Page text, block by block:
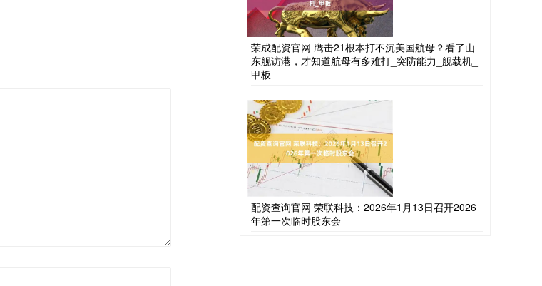
荣成配资官网 鹰击21根本打不沉美国航母？看了山
东舰访港，才知道航母有多难打_突防能力_舰载机_
甲板
配资查询官网 荣联科技：2026年1月13日召开2026
年第一次临时股东会